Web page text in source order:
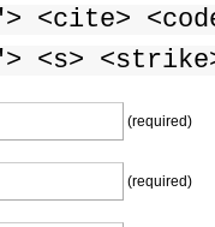
<cite>
<s>
(required)
(required)